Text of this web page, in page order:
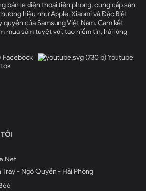
bán lẻ điện thoại tiên phong, cung cấp sản
hiệu như Apple, Xiaomi và Đặc Biệt
quyền của Samsung Việt Nam. Cam kết
mua sắm tuyệt vời, tạo niềm tin, hài lòng
Facebook
Youtube
Tray - Ngô Quyền - Hải Phòng